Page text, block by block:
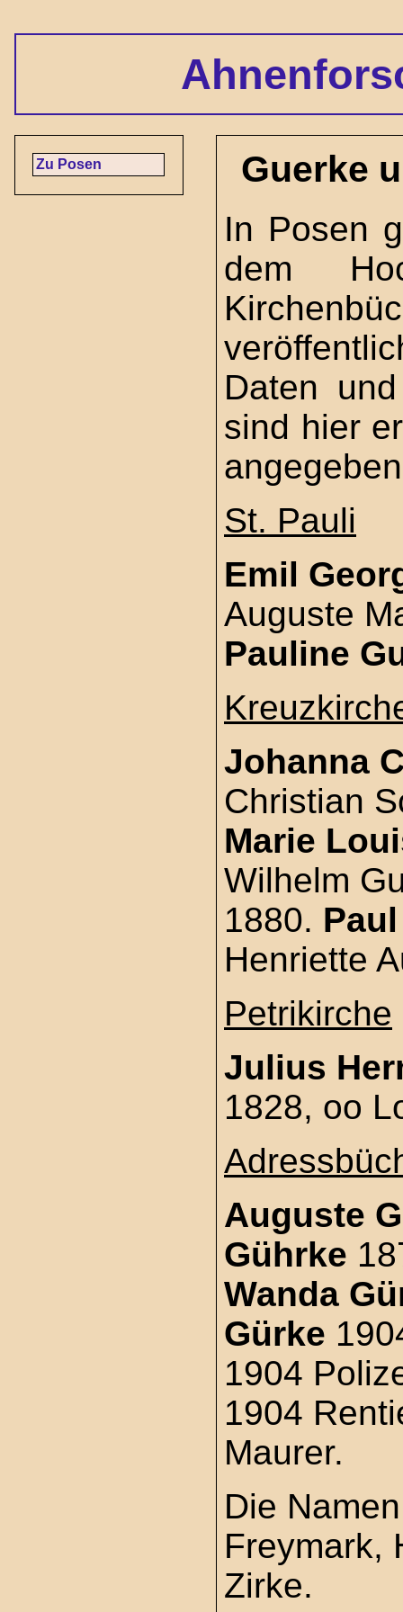
Zu Posen Guerke
In Posen
dem
Daten
sind hier
St. Pauli
Emil
Auguste
Pauline
Johanna
Christian
Marie
Wilhelm
1880.
Henriette
Petrikirche
Julius
1828, oo
Auguste
Gührke
Wanda
Gürke
1904
1904
Maurer.
Die
Freymark,
Zirke.